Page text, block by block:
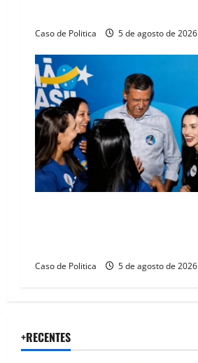
Caso de Politica 5 de agosto de 2026
Caso de Politica 5 de agosto de 2026
+RECENTES